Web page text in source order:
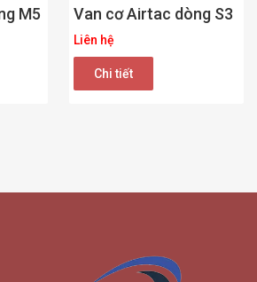
M5 Van cơ Airtac dòng S3
Liên hệ
Chi tiết